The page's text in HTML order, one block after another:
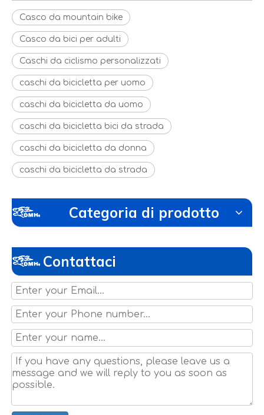
Casco da mountain bike
Casco da bici per adulti
Caschi da ciclismo personalizzati
caschi da bicicletta per uomo
caschi da bicicletta da uomo
caschi da bicicletta bici da strada
caschi da bicicletta da donna
caschi da bicicletta da strada
Categoria di prodotto
Contattaci